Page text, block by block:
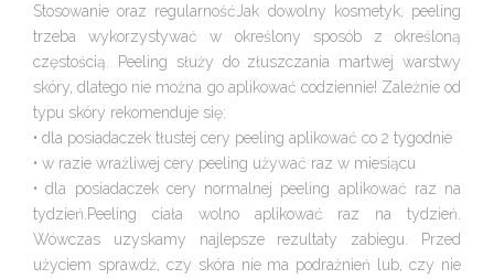
Stosowanie oraz regularnośćJak dowolny kosmetyk, peeling
trzeba wykorzystywać w określony sposób z określoną
częstością. Peeling służy do złuszczania martwej warstwy
skóry, dlatego nie można go aplikować codziennie! Zależnie od
typu skóry rekomenduje się:
• dla posiadaczek tłustej cery peeling aplikować co 2 tygodnie
• w razie wrażliwej cery peeling używać raz w miesiącu
• dla posiadaczek cery normalnej peeling aplikować raz na
tydzień.Peeling ciała wolno aplikować raz na tydzień.
Wówczas uzyskamy najlepsze rezultaty zabiegu. Przed
użyciem sprawdź, czy skóra nie ma podrażnień lub, czy nie